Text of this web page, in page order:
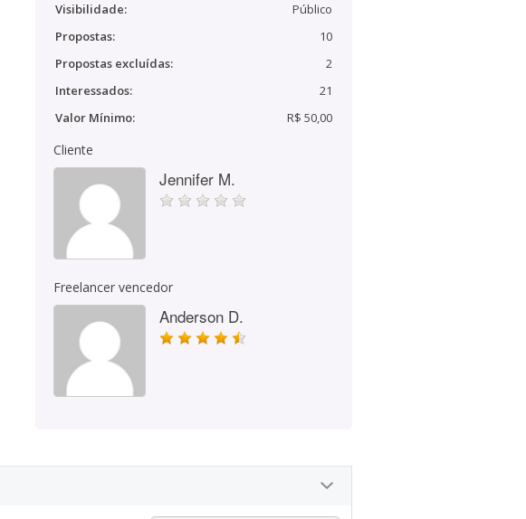
Visibilidade:
Público
Propostas:
10
Propostas excluídas:
2
Interessados:
21
Valor Mínimo:
R$ 50,00
Cliente
Jennifer M.
Freelancer vencedor
Anderson D.